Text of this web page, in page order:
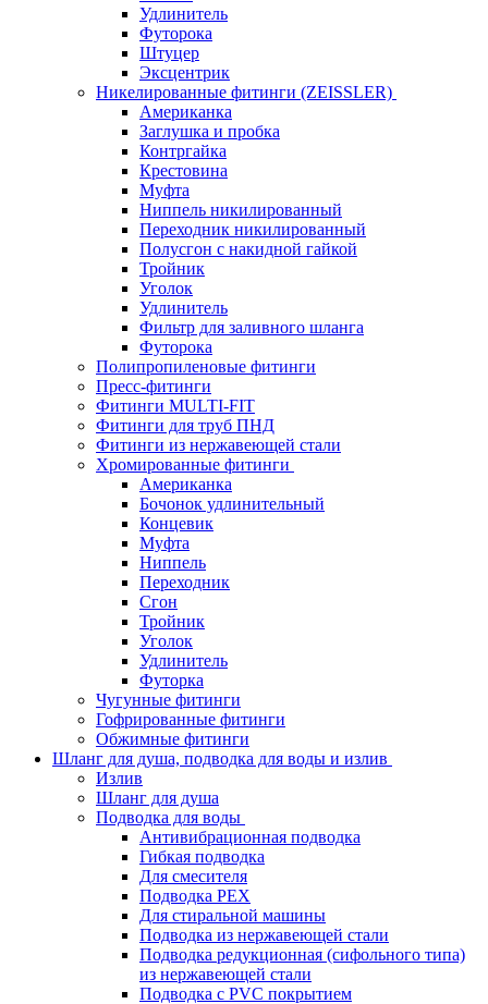
Удлинитель
Футорока
Штуцер
Эксцентрик
Никелированные фитинги (ZEISSLER)
Американка
Заглушка и пробка
Контргайка
Крестовина
Муфта
Ниппель никилированный
Переходник никилированный
Полусгон с накидной гайкой
Тройник
Уголок
Удлинитель
Фильтр для заливного шланга
Футорока
Полипропиленовые фитинги
Пресс-фитинги
Фитинги MULTI-FIT
Фитинги для труб ПНД
Фитинги из нержавеющей стали
Хромированные фитинги
Американка
Бочонок удлинительный
Концевик
Муфта
Ниппель
Переходник
Сгон
Тройник
Уголок
Удлинитель
Футорка
Чугунные фитинги
Гофрированные фитинги
Обжимные фитинги
Шланг для душа, подводка для воды и излив
Излив
Шланг для душа
Подводка для воды
Антивибрационная подводка
Гибкая подводка
Для смесителя
Подводка PEX
Для стиральной машины
Подводка из нержавеющей стали
Подводка редукционная (сифольного типа)
из нержавеющей стали
Подводка с PVC покрытием